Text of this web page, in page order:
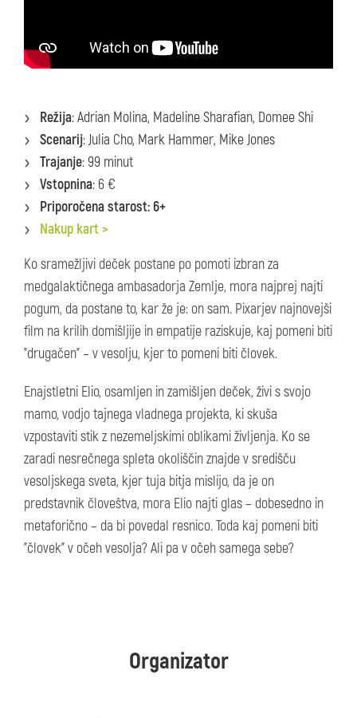
Režija: Adrian Molina, Madeline Sharafian, Domee Shi
Scenarij: Julia Cho, Mark Hammer, Mike Jones
Trajanje: 99 minut
Vstopnina: 6 €
Priporočena starost: 6+
Nakup kart >
Ko sramežljivi deček postane po pomoti izbran za
medgalaktičnega ambasadorja Zemlje, mora najprej najti
pogum, da postane to, kar že je: on sam. Pixarjev najnovejši
film na krilih domišljije in empatije raziskuje, kaj pomeni biti
"drugačen” – v vesolju, kjer to pomeni biti človek.
Enajstletni Elio, osamljen in zamišljen deček, živi s svojo
mamo, vodjo tajnega vladnega projekta, ki skuša
vzpostaviti stik z nezemeljskimi oblikami življenja. Ko se
zaradi nesrečnega spleta okoliščin znajde v središču
vesoljskega sveta, kjer tuja bitja mislijo, da je on
predstavnik človeštva, mora Elio najti glas – dobesedno in
metaforično – da bi povedal resnico. Toda kaj pomeni biti
"človek” v očeh vesolja? Ali pa v očeh samega sebe?
Organizator